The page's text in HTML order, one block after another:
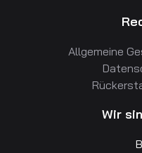
Allgemeine
Wir